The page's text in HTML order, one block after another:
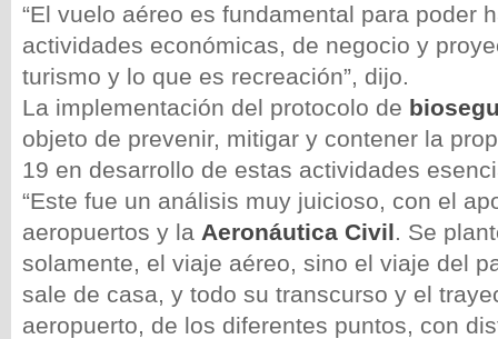
“El vuelo aéreo es fundamental para poder
actividades económicas, de negocio y
turismo y lo que es recreación”, dijo.
La implementación del protocolo de
objeto de prevenir, mitigar y contener la
19 en desarrollo de estas actividades
“Este fue un análisis muy juicioso, con el
aeropuertos y la Aeronáutica Civil. Se
solamente, el viaje aéreo, sino el viaje del
sale de casa, y todo su transcurso y el
aeropuerto, de los diferentes puntos, con